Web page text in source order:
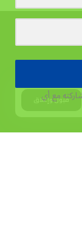
قبول وإغلاق
مع أي